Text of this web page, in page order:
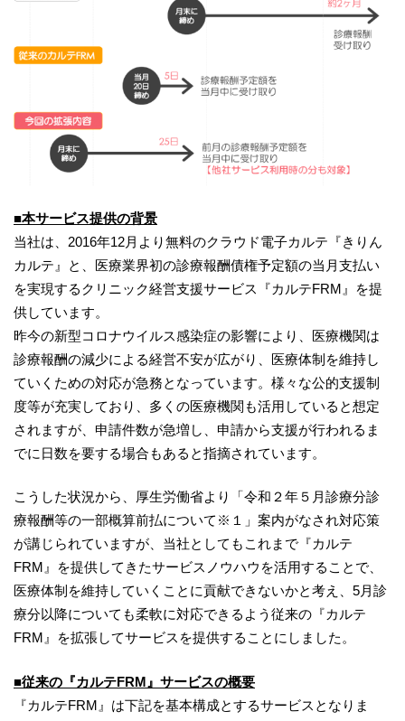
■本サービス提供の背景
当社は、2016年12月より無料のクラウド電子カルテ『きりん
カルテ』と、医療業界初の診療報酬債権予定額の当月支払い
を実現するクリニック経営支援サービス『カルテFRM』を提
供しています。
昨今の新型コロナウイルス感染症の影響により、医療機関は
診療報酬の減少による経営不安が広がり、医療体制を維持し
ていくための対応が急務となっています。様々な公的支援制
度等が充実しており、多くの医療機関も活用していると想定
されますが、申請件数が急増し、申請から支援が行われるま
でに日数を要する場合もあると指摘されています。
こうした状況から、厚生労働省より「令和２年５月診療分診
療報酬等の一部概算前払について※１」案内がなされ対応策
が講じられていますが、当社としてもこれまで『カルテ
FRM』を提供してきたサービスノウハウを活用することで、
医療体制を維持していくことに貢献できないかと考え、5月診
療分以降についても柔軟に対応できるよう従来の『カルテ
FRM』を拡張してサービスを提供することにしました。
■従来の『カルテFRM』サービスの概要
『カルテFRM』は下記を基本構成とするサービスとなりま